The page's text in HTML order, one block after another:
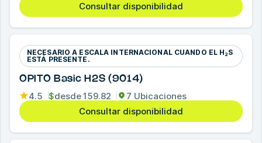
Consultar disponibilidad
NECESARIO A ESCALA INTERNACIONAL CUANDO EL H₂S
ESTÁ PRESENTE.
OPITO Basic H2S (9014)
4.5 $desde159.82
7 Ubicaciones
Consultar disponibilidad